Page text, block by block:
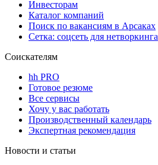
Инвесторам
Каталог компаний
Поиск по вакансиям в Арсаках
Сетка: соцсеть для нетворкинга
Соискателям
hh PRO
Готовое резюме
Все сервисы
Хочу у вас работать
Производственный календарь
Экспертная рекомендация
Новости и статьи